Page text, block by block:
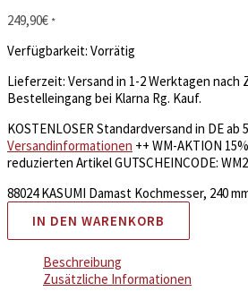
249,90€ *
Verfügbarkeit: Vorrätig
Lieferzeit: Versand in 1-2 Werktagen nach
Bestelleingang bei Klarna Rg. Kauf.
KOSTENLOSER Standardversand in DE
Versandinformationen ++ WM-AKTION
reduzierten Artikel GUTSCHEINCODE:
88024 KASUMI Damast Kochmesser, 240
IN DEN WARENKORB
Beschreibung
Zusätzliche Informationen